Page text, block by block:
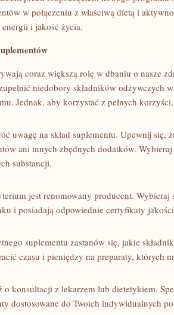
w połączeniu z ‌właściwą dietą i
i jakość życia.
coraz większą rolę w dbaniu o‌ nasze
niedobory składników odżywczych
Jednak, ⁤aby korzystać z⁢ pełnych
uwagę‍ na skład suplementu. ‌Upewnij się,
ani innych zbędnych dodatków.
‍substancji.
jest renomowany producent.‌ Wybieraj
i posiadają odpowiednie certyfikaty
suplementu zastanów się, jakie
czasu i pieniędzy⁣ na preparaty, których
‍o konsultacji z lekarzem lub dietetykiem.
dostosowane do Twoich⁢ indywidualnych